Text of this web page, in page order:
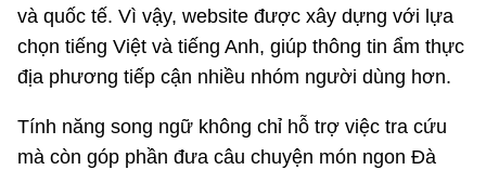
và quốc tế. Vì vậy, website được xây dựng với lựa
chọn tiếng Việt và tiếng Anh, giúp thông tin ẩm thực
địa phương tiếp cận nhiều nhóm người dùng hơn.
Tính năng song ngữ không chỉ hỗ trợ việc tra cứu
mà còn góp phần đưa câu chuyện món ngon Đà